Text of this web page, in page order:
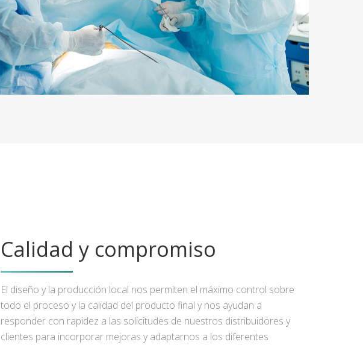
Calidad y compromiso
El diseño y la producción local nos permiten el máximo control sobre
todo el proceso y la calidad del producto final y nos ayudan a
responder con rapidez a las solicitudes de nuestros distribuidores y
clientes para incorporar mejoras y adaptarnos a los diferentes